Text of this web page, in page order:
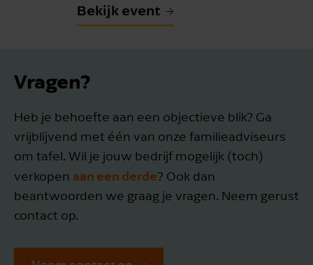
Bekijk event
Vragen?
Heb je behoefte aan een objectieve blik? Ga
vrijblijvend met één van onze familieadviseurs
om tafel. Wil je jouw bedrijf mogelijk (toch)
verkopen aan een derde? Ook dan
beantwoorden we graag je vragen. Neem gerust
contact op.